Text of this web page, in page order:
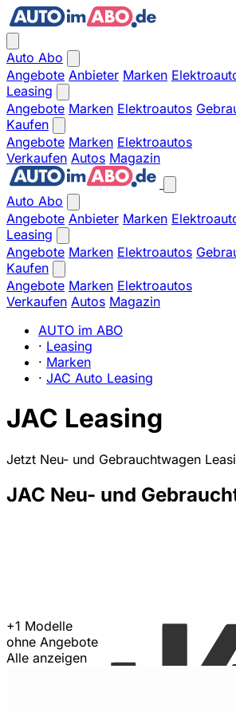
Auto Abo
Angebote Anbieter Marken
Leasing
Angebote Marken Elektroautos
Kaufen
Angebote Marken Elektroautos
Verkaufen Autos Magazin
Auto Abo
Angebote Anbieter Marken
Leasing
Angebote Marken Elektroautos
Kaufen
Angebote Marken Elektroautos
Verkaufen Autos Magazin
AUTO im ABO
· Leasing
· Marken
· JAC Auto Leasing
JAC Leasing
Jetzt Neu- und Gebrauchtwagen
JAC Neu- und
+1 Modelle
ohne Angebote
Alle anzeigen